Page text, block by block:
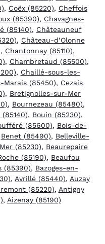
, Coëx (85220), Cheffois
(85390), Chavagnes-
(85140), Châteauneuf
, Château-d’Olonne
, Chantonnay (85110),
, Chambretaud (85500),
, Chaillé-sous-les-
Marais (85450), Cezais
, Bretignolles-sur-Mer
, Bournezeau (85480),
(85140), Bouin (85230),
(85600), Bois-de-
Benet (85490), Belleville-
(85230), Beaurepaire
(85190), Beaufou
(85390), Bazoges-en-
, Avrillé (85440), Auzay
(85220), Antigny
, Aizenay (85190)